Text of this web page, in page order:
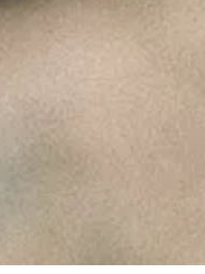
dos Vinhos de